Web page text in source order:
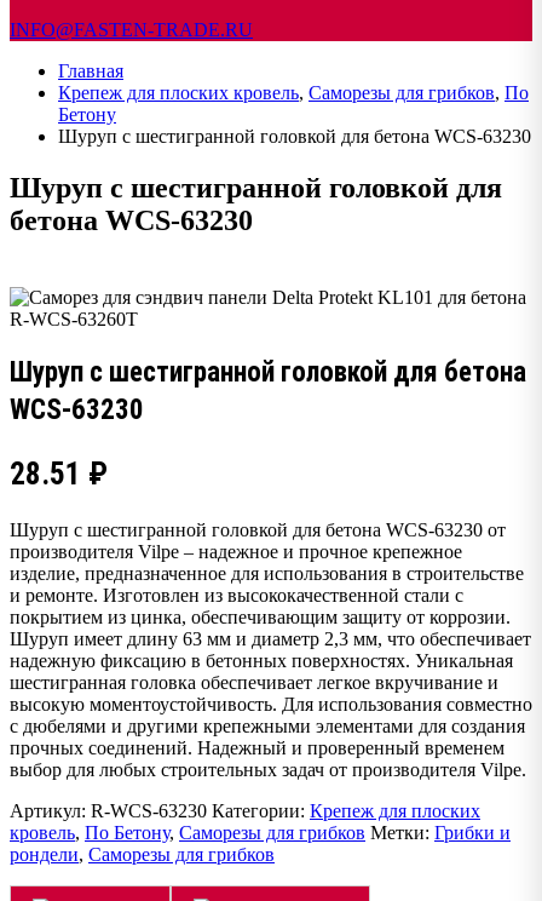
INFO@FASTEN-TRADE.RU
Главная
Крепеж для плоских кровель, Саморезы для грибков, По
Бетону
Шуруп с шестигранной головкой для бетона WCS-63230
Шуруп с шестигранной головкой для
бетона WCS-63230
Шуруп с шестигранной головкой для бетона
WCS-63230
28.51 ₽
Шуруп с шестигранной головкой для бетона WCS-63230 от
производителя Vilpe – надежное и прочное крепежное
изделие, предназначенное для использования в строительстве
и ремонте. Изготовлен из высококачественной стали с
покрытием из цинка, обеспечивающим защиту от коррозии.
Шуруп имеет длину 63 мм и диаметр 2,3 мм, что обеспечивает
надежную фиксацию в бетонных поверхностях. Уникальная
шестигранная головка обеспечивает легкое вкручивание и
высокую моментоустойчивость. Для использования совместно
с дюбелями и другими крепежными элементами для создания
прочных соединений. Надежный и проверенный временем
выбор для любых строительных задач от производителя Vilpe.
Артикул: R-WCS-63230 Категории: Крепеж для плоских
кровель, По Бетону, Саморезы для грибков Метки: Грибки и
рондели, Саморезы для грибков